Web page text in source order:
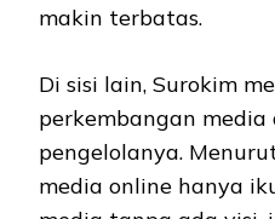
makin terbatas.
Di sisi lain, Surokim
perkembangan media
pengelolanya.
media online hanya